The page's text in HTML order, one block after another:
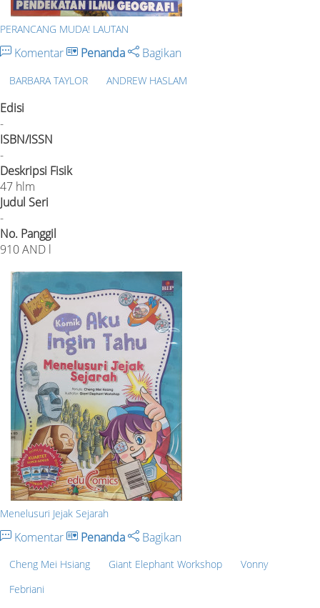
PERANCANG MUDA! LAUTAN
Komentar Penanda Bagikan
BARBARA TAYLOR ANDREW HASLAM
Edisi
-
ISBN/ISSN
-
Deskripsi Fisik
47 hlm
Judul Seri
-
No. Panggil
910 AND l
Menelusuri Jejak Sejarah
Komentar Penanda Bagikan
Cheng Mei Hsiang Giant Elephant Workshop
Vonny
Febriani